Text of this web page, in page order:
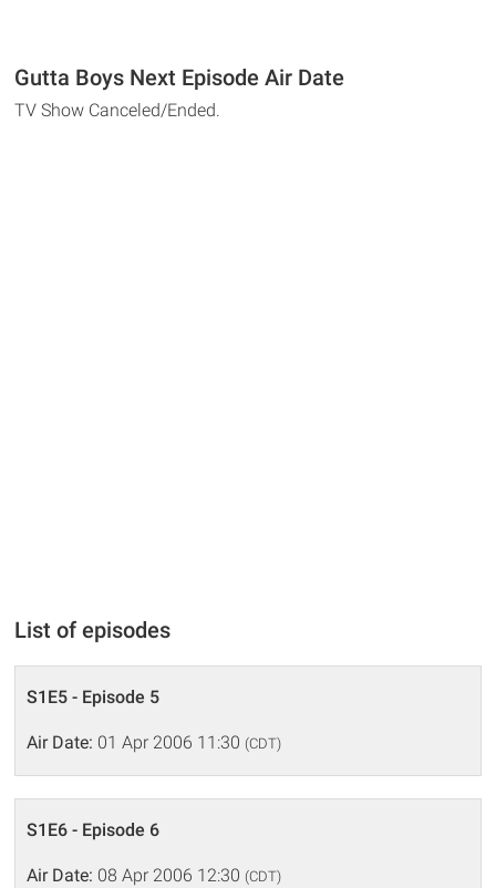
Gutta Boys Next Episode Air Date
TV Show Canceled/Ended.
List of episodes
S1E5 - Episode 5
Air Date: 01 Apr 2006 11:30 (CDT)
S1E6 - Episode 6
Air Date: 08 Apr 2006 12:30 (CDT)